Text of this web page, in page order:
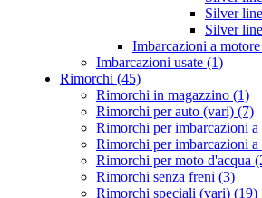
Silver
Silver
Imbarcazioni a
Imbarcazioni usate (1)
Rimorchi (45)
Rimorchi in magazzino (1)
Rimorchi per auto (vari) (7)
Rimorchi per imbarcazioni
Rimorchi per imbarcazioni
Rimorchi per moto d'acqua
Rimorchi senza freni (3)
Rimorchi speciali (vari) (19)